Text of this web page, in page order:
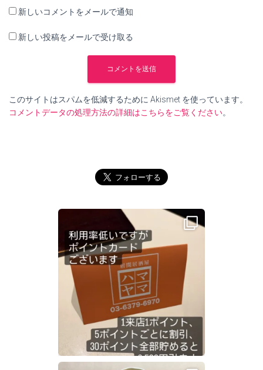
新しいコメントをメールで通知
新しい投稿をメールで受け取る
このサイトはスパムを低減するために Akismet を使っています。
コメントデータの処理方法の詳細はこちらをご覧ください。